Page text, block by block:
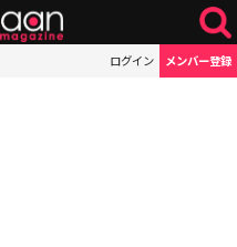
ログイン メンバー登録